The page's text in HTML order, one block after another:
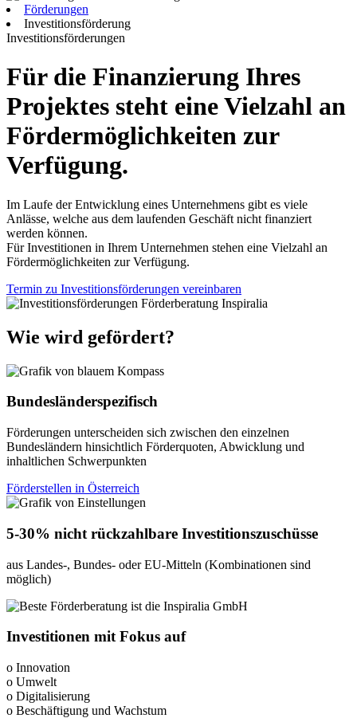
Förderungen
Investitionsförderung
Investitionsförderungen
Für die Finanzierung Ihres
Projektes steht eine Vielzahl an
Fördermöglichkeiten zur
Verfügung.
Im Laufe der Entwicklung eines Unternehmens gibt es viele
Anlässe, welche aus dem laufenden Geschäft nicht finanziert
werden können.
Für Investitionen in Ihrem Unternehmen stehen eine Vielzahl an
Fördermöglichkeiten zur Verfügung.
Termin zu Investitionsförderungen vereinbaren
Wie wird gefördert?
Bundesländerspezifisch
Förderungen unterscheiden sich zwischen den einzelnen
Bundesländern hinsichtlich Förderquoten, Abwicklung und
inhaltlichen Schwerpunkten
Förderstellen in Österreich
5-30% nicht rückzahlbare Investitionszuschüsse
aus Landes-, Bundes- oder EU-Mitteln (Kombinationen sind
möglich)
Investitionen mit Fokus auf
o Innovation
o Umwelt
o Digitalisierung
o Beschäftigung und Wachstum